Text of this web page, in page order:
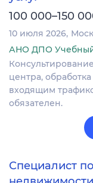
100 000–150
10 июля 2026
АНО ДПО
центра,
входящим
обязателен.
Специалист